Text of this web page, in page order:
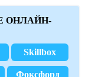
ОНЛАЙН-
Skillbox
Фоксфорд